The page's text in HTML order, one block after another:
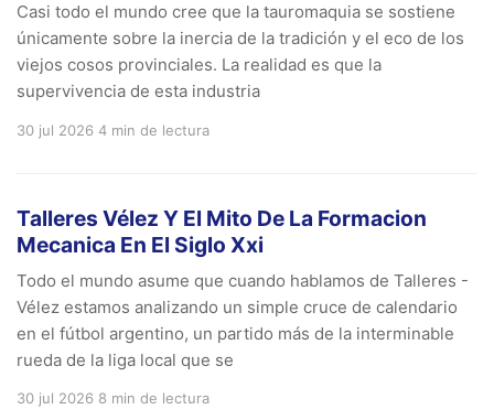
Casi todo el mundo cree que la tauromaquia se sostiene
únicamente sobre la inercia de la tradición y el eco de los
viejos cosos provinciales. La realidad es que la
supervivencia de esta industria
30 jul 2026 4 min de lectura
Talleres Vélez Y El Mito De La Formacion
Mecanica En El Siglo Xxi
Todo el mundo asume que cuando hablamos de Talleres -
Vélez estamos analizando un simple cruce de calendario
en el fútbol argentino, un partido más de la interminable
rueda de la liga local que se
30 jul 2026 8 min de lectura